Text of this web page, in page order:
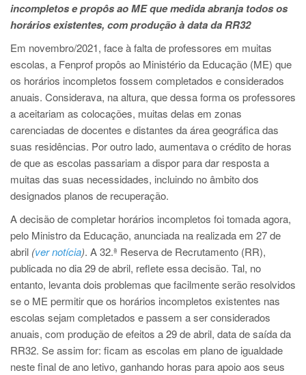
incompletos e propôs ao ME que medida abranja todos os
horários existentes, com produção à data da RR32
Em novembro/2021, face à falta de professores em muitas
escolas, a Fenprof propôs ao Ministério da Educação (ME) que
os horários incompletos fossem completados e considerados
anuais. Considerava, na altura, que dessa forma os professores
a aceitariam as colocações, muitas delas em zonas
carenciadas de docentes e distantes da área geográfica das
suas residências. Por outro lado, aumentava o crédito de horas
de que as escolas passariam a dispor para dar resposta a
muitas das suas necessidades, incluindo no âmbito dos
designados planos de recuperação.
A decisão de completar horários incompletos foi tomada agora,
pelo Ministro da Educação, anunciada na realizada em 27 de
abril (ver notícia). A 32.ª Reserva de Recrutamento (RR),
publicada no dia 29 de abril, reflete essa decisão. Tal, no
entanto, levanta dois problemas que facilmente serão resolvidos
se o ME permitir que os horários incompletos existentes nas
escolas sejam completados e passem a ser considerados
anuais, com produção de efeitos a 29 de abril, data de saída da
RR32. Se assim for: ficam as escolas em plano de igualdade
neste final de ano letivo, ganhando horas para apoio aos seus